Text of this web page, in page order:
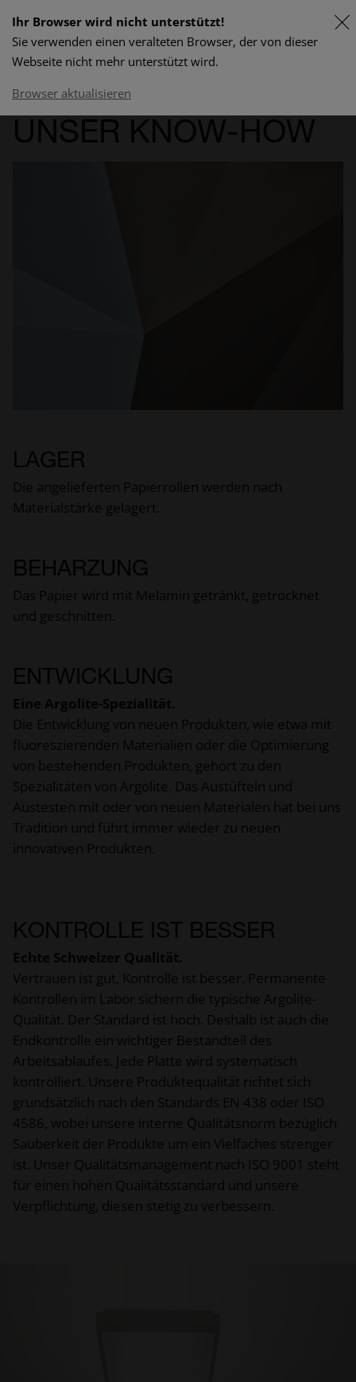
FR
UNSER KNOW-HOW
LAGER
Die angelieferten Papierrollen werden nach
Materialstärke gelagert.
BEHARZUNG
Das Papier wird mit Melamin getränkt, getrocknet
und geschnitten.
ENTWICKLUNG
Eine Argolite-Spezialität.
Die Entwicklung von neuen Produkten, wie etwa mit
fluoreszierenden Materialien oder die Optimierung
von bestehenden Produkten, gehört zu den
Spezialitäten von Argolite. Das Austüfteln und
Austesten mit oder von neuen Materialen hat bei uns
Tradition und führt immer wieder zu neuen
innovativen Produkten.
KONTROLLE IST BESSER
Echte Schweizer Qualität.
Vertrauen ist gut, Kontrolle ist besser. Permanente
Kontrollen im Labor sichern die typische Argolite-
Qualität. Der Standard ist hoch. Deshalb ist auch die
Endkontrolle ein wichtiger Bestandteil des
Arbeitsablaufes. Jede Platte wird systematisch
kontrolliert. Unsere Produktequalität richtet sich
grundsätzlich nach den Standards EN 438 oder ISO
4586, wobei unsere interne Qualitätsnorm bezüglich
Sauberkeit der Produkte um ein Vielfaches strenger
ist. Unser Qualitätsmanagement nach ISO 9001 steht
für einen hohen Qualitätsstandard und unsere
Verpflichtung, diesen stetig zu verbessern.
Ihr Browser wird nicht unterstützt!
Sie verwenden einen veralteten Browser, der von dieser
Webseite nicht mehr unterstützt wird.
Browser aktualisieren